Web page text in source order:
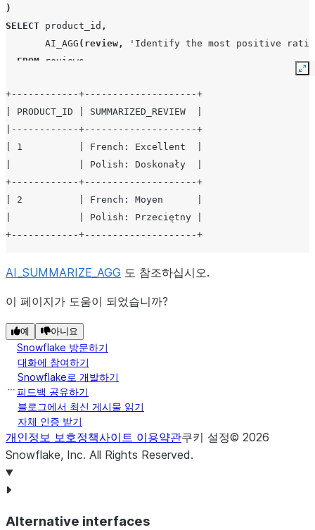
)
SELECT product_id ,
AI_AGG ( review ,
'Identify the most positive
FROM
reviews
+------------+--------------------+
| PRODUCT_ID | SUMMARIZED_REVIEW  |
|------------+--------------------+
| 1          | French: Excellent  |
|            | Polish: Doskonały  |
+------------+--------------------+
| 2          | French: Moyen      |
|            | Polish: Przeciętny |
+------------+--------------------+
AI_SUMMARIZE_AGG 도 참조하십시오.
이 페이지가 도움이 되었습니까?
예 아니요
Snowflake 방문하기
대화에 참여하기
Snowflake로 개발하기
피드백 공유하기
블로그에서 최신 게시물 읽기
자체 인증 받기
개인정보 보호정책사이트 이용약관쿠키 설정© 2026
Snowflake, Inc. All Rights Reserved.
Alternative interfaces